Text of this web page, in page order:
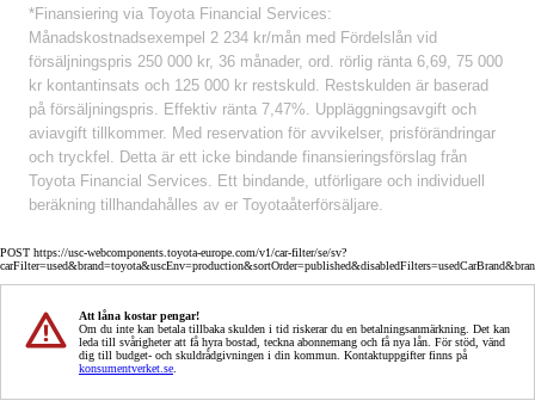
*Finansiering via Toyota Financial Services:
Månadskostnadsexempel 2 234 kr/mån med Fördelslån vid
försäljningspris 250 000 kr, 36 månader, ord. rörlig ränta 6,69, 75 000
kr kontantinsats och 125 000 kr restskuld. Restskulden är baserad
på försäljningspris. Effektiv ränta 7,47%. Uppläggningsavgift och
aviavgift tillkommer. Med reservation för avvikelser, prisförändringar
och tryckfel. Detta är ett icke bindande finansieringsförslag från
Toyota Financial Services. Ett bindande, utförligare och individuell
beräkning tillhandahålles av er Toyotaåterförsäljare.
POST https://usc-webcomponents.toyota-europe.com/v1/car-filter/se/sv?
Att låna kostar pengar!
Om du inte kan betala tillbaka skulden i tid riskerar du en betalningsanmärkning. Det kan
leda till svårigheter att få hyra bostad, teckna abonnemang och få nya lån. För stöd, vänd
dig till budget- och skuldrådgivningen i din kommun. Kontaktuppgifter finns på
konsumentverket.se